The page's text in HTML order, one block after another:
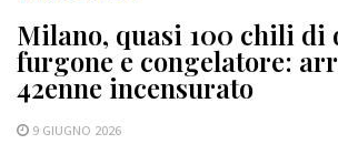
Milano, quasi 100 chili di
furgone e congelatore:
42enne incensurato
9 GIUGNO 2026